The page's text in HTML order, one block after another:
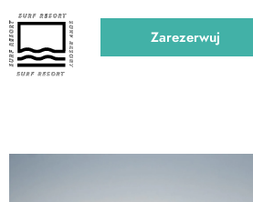
Zarezerwuj